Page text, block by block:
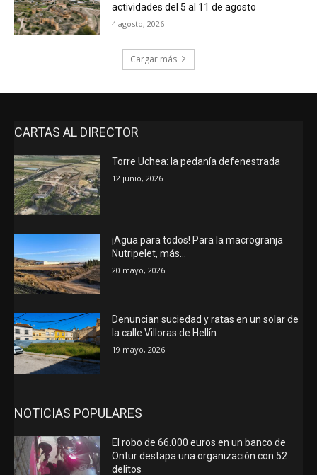
actividades del 5 al 11 de agosto
4 agosto, 2026
Cargar más
CARTAS AL DIRECTOR
Torre Uchea: la pedanía defenestrada
12 junio, 2026
¡Agua para todos! Para la macrogranja
Nutripelet, más…
20 mayo, 2026
Denuncian suciedad y ratas en un solar de
la calle Villoras de Hellín
19 mayo, 2026
NOTICIAS POPULARES
El robo de 66.000 euros en un banco de
Ontur destapa una organización con 52
delitos